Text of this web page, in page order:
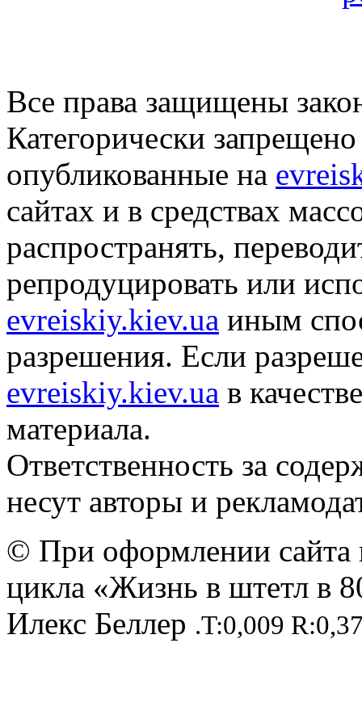
Все права защищены
Категорически
опубликованные на
сайтах и в средствах
распространять,
репродуцировать или
evreiskiy.kiev.ua иным
разрешения. Если
evreiskiy.kiev.ua в
материала.
Ответственность за
несут авторы и
© При оформлении сайта
цикла «Жизнь в штетл в
Илекс Беллер .T:0,009